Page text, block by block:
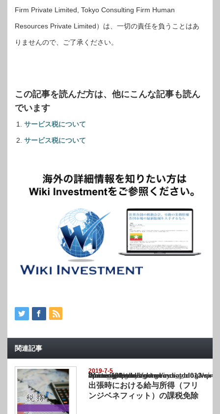
Firm Private Limited, Tokyo Consulting Firm Human
Resources Private Limited）は、一切の責任を負うことはあ
りませんので、ご了承ください。
この記事を読んだ方は、他にこんな記事も読ん
でいます
サービス税について
サービス税について
関連記事
2019-7-5
Warning
: Undefined array key "show_category" in
/home/netst/kuno-cpa.co.jp/public_html/india_blog/wp-content/themes/
on line183
出張時における給与所得（フリ
ンジベネフィット）の課税免除